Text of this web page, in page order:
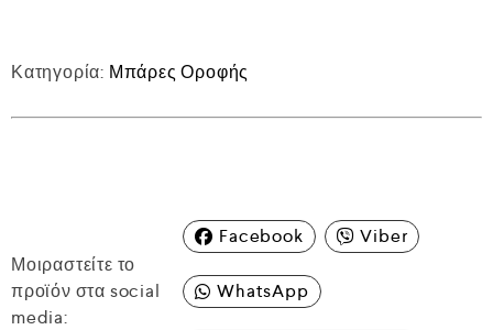
Κατηγορία: Μπάρες Οροφής
Μοιραστείτε το
προϊόν στα social
media:
Facebook Viber
WhatsApp